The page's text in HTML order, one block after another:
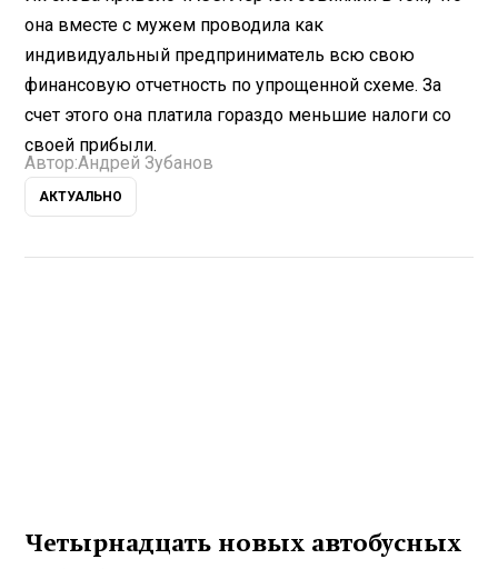
она вместе с мужем проводила как
индивидуальный предприниматель всю свою
финансовую отчетность по упрощенной схеме. За
счет этого она платила гораздо меньшие налоги со
своей прибыли.
Автор:Андрей Зубанов
АКТУАЛЬНО
Четырнадцать новых автобусных